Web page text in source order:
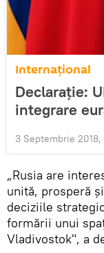
Internaţional
Declarație:
integrare
3 Septembrie 2018,
„Rusia are
unită, prosperă
deciziile
formării unui
Vladivostok", a